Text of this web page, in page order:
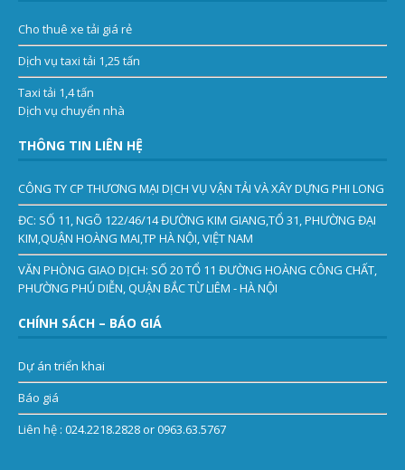
Cho thuê xe tải giá rẻ
Dịch vụ taxi tải 1,25 tấn
Taxi tải 1,4 tấn
Dịch vụ chuyển nhà
THÔNG TIN LIÊN HỆ
CÔNG TY CP THƯƠNG MẠI DỊCH VỤ VẬN TẢI VÀ XÂY DỰNG PHI LONG
ĐC: SỐ 11, NGÕ 122/46/14 ĐƯỜNG KIM GIANG,TỔ 31, PHƯỜNG ĐẠI
KIM,QUẬN HOÀNG MAI,TP HÀ NỘI, VIỆT NAM
VĂN PHÒNG GIAO DỊCH: SỐ 20 TỔ 11 ĐƯỜNG HOÀNG CÔNG CHẤT,
PHƯỜNG PHÚ DIỄN, QUẬN BẮC TỪ LIÊM - HÀ NỘI
CHÍNH SÁCH – BÁO GIÁ
Dự án triển khai
Báo giá
Liên hệ : 024.2218.2828 or 0963.63.5767